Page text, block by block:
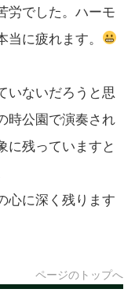
労でした。ハーモ
に疲れます。
いないだろうと思
時公園で演奏され
に残っていますと
心に深く残ります
ページのトップへ